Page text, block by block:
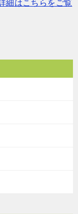
細はこちらをご覧